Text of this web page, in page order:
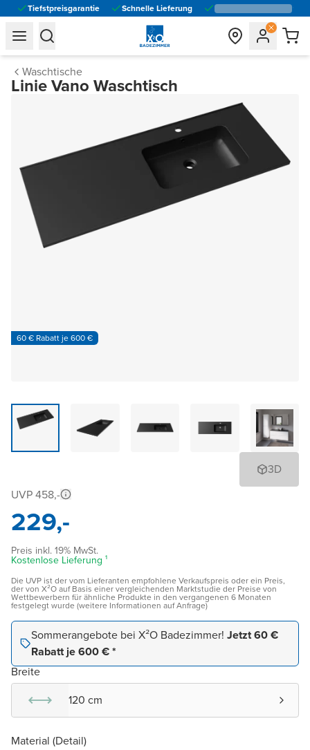
Tiefstpreisgarantie Schnelle Lieferung
general.navigation.toggle_menu.label
general.navigation.toggle_menu.label
Waschtische
Linie Vano Waschtisch
60 € Rabatt je 600 €
3D
UVP 458,-
229,-
Preis inkl. 19% MwSt.
Kostenlose Lieferung ¹
Die UVP ist der vom Lieferanten empfohlene Verkaufspreis oder ein Preis,
der von X²O auf Basis einer vergleichenden Marktstudie der Preise von
Wettbewerbern für ähnliche Produkte in den vergangenen 6 Monaten
festgelegt wurde (weitere Informationen auf Anfrage)
Sommerangebote bei X²O Badezimmer! Jetzt 60 €
Rabatt je 600 € *
Breite
120 cm
Material (Detail)